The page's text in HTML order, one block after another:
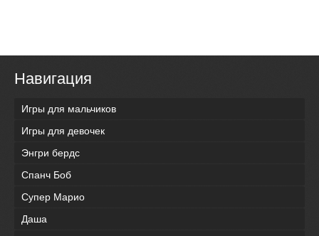
Навигация
Игры для мальчиков
Игры для девочек
Энгри бердс
Спанч Боб
Супер Марио
Даша